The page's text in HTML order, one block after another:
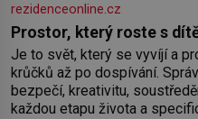
rezidenceonline.cz
Prostor, který roste s
Je to svět, který se vyvíjí a
krůčků až po dospívání.
bezpečí, kreativitu,
každou etapu života a